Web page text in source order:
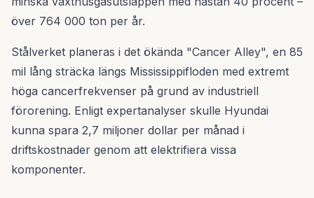
över 764 000 ton per år.
Stålverket planeras i det ökända "Cancer Alley", en 85
mil lång sträcka längs Mississippifloden med extremt
höga cancerfrekvenser på grund av industriell
förorening. Enligt expertanalyser skulle Hyundai
kunna spara 2,7 miljoner dollar per månad i
driftskostnader genom att elektrifiera vissa
komponenter.